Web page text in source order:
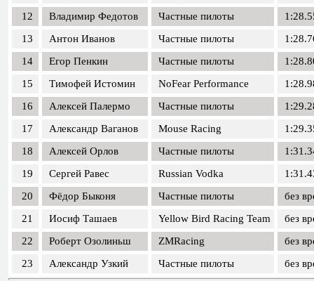
12
Владимир Федотов Частные пилоты
13
Антон Иванов Частные пилоты
14
Егор Пенкин Частные пилоты
15
Тимофей Истомин NoFear Performance
16
Алексей Палермо Частные пилоты
17
Александр Ваганов Mouse Racing
18
Алексей Орлов Частные пилоты
19
Сергей Равес Russian Vodka
20
Фёдор Быконя Частные пилоты
без
21
Иосиф Ташаев Yellow Bird Racing Team
без
22
Роберт Озолиньш ZMRacing
без
23
Александр Узкий Частные пилоты без